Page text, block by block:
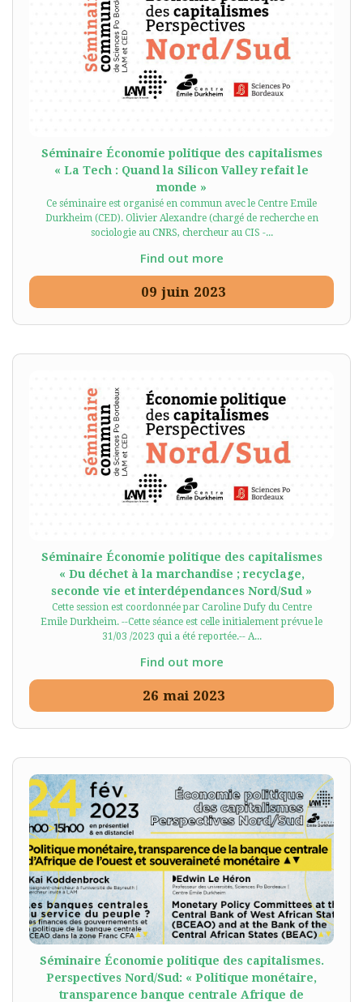
Séminaire Économie politique des capitalismes
« La Tech : Quand la Silicon Valley refait le
monde »
Ce séminaire est organisé en commun avec le Centre Emile
Durkheim (CED). Olivier Alexandre (chargé de recherche en
sociologie au CNRS, chercheur au CIS -...
Find out more
09 juin 2023
Séminaire Économie politique des capitalismes
« Du déchet à la marchandise ; recyclage,
seconde vie et interdépendances Nord/Sud »
Cette session est coordonnée par Caroline Dufy du Centre
Emile Durkheim. --Cette séance est celle initialement prévue le
31/03 /2023 qui a été reportée.-- A...
Find out more
26 mai 2023
Séminaire Économie politique des capitalismes.
Perspectives Nord/Sud: « Politique monétaire,
transparence banque centrale Afrique de